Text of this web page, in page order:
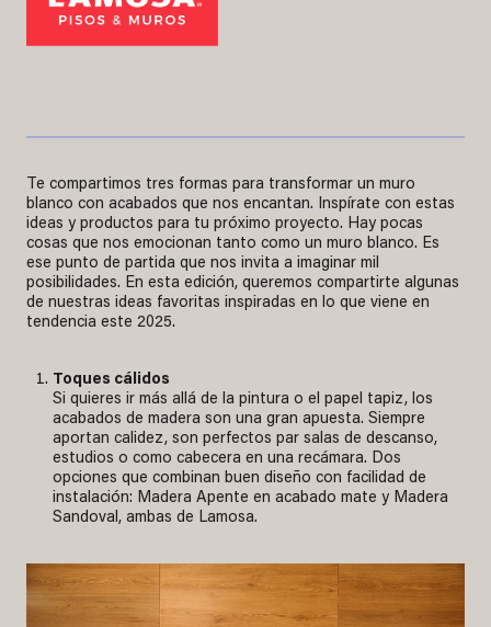
Te compartimos tres formas para transformar un muro
blanco con acabados que nos encantan. Inspírate con estas
ideas y productos para tu próximo proyecto. Hay pocas
cosas que nos emocionan tanto como un muro blanco. Es
ese punto de partida que nos invita a imaginar mil
posibilidades. En esta edición, queremos compartirte algunas
de nuestras ideas favoritas inspiradas en lo que viene en
tendencia este 2025.
Toques cálidos
Si quieres ir más allá de la pintura o el papel tapiz, los
acabados de madera son una gran apuesta. Siempre
aportan calidez, son perfectos par salas de descanso,
estudios o como cabecera en una recámara. Dos
opciones que combinan buen diseño con facilidad de
instalación: Madera Apente en acabado mate y Madera
Sandoval, ambas de Lamosa.